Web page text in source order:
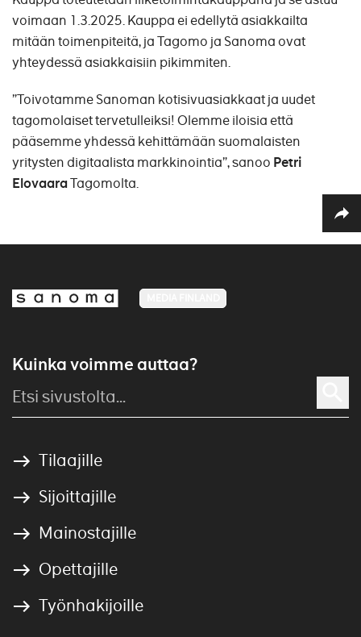
voimaan 1.3.2025. Kauppa ei edellytä asiakkailta
mitään toimenpiteitä, ja Tagomo ja Sanoma ovat
yhteydessä asiakkaisiin pikimmiten.
”Toivotamme Sanoman kotisivuasiakkaat ja uudet
tagomolaiset tervetulleiksi! Olemme iloisia että
pääsemme yhdessä kehittämään suomalaisten
yritysten digitaalista markkinointia”, sanoo Petri
ElovaaraTagomolta.
Kuinka voimme auttaa?
Tilaajille
Sijoittajille
Mainostajille
Opettajille
Työnhakijoille